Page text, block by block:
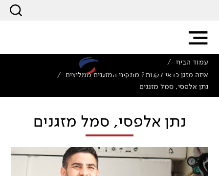
עמוד הבית /
איזה מזגן כדאי לקנות? מתקיני המזגנים ממליצים /
נתן אלפסי, סמל מזגנים
נתן אלפסי, סמל מזגנים